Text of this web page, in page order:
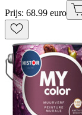
Prijs: 68.99 euro